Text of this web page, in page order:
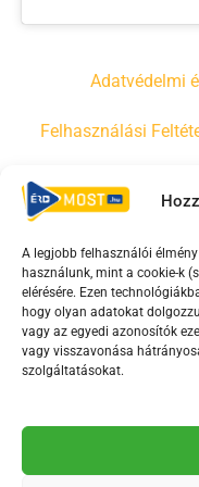
A legjobb felhasználói
használunk, mint a cookie-k
elérésére. Ezen
hogy olyan adatokat
vagy az egyedi azonosítók
vagy visszavonása
szolgáltatásokat.
Adatvédelmi
Felhasználási
Irányelvek
F
a
c
e
b
o
-
Y
o
u
t
u
e
s
T
i
k
t
Az Érd Média
Médiatanács a Magyar